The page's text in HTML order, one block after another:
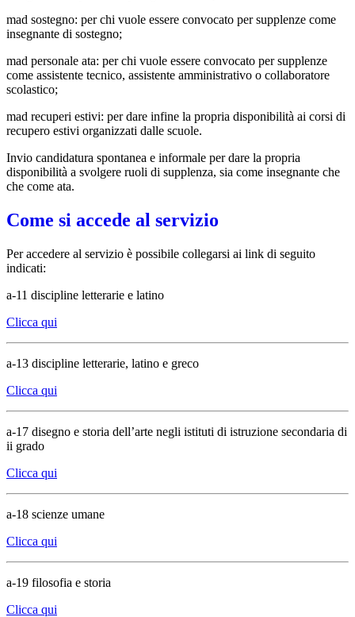
mad sostegno: per chi vuole essere convocato per supplenze come
insegnante di sostegno;
mad personale ata: per chi vuole essere convocato per supplenze
come assistente tecnico, assistente amministrativo o collaboratore
scolastico;
mad recuperi estivi: per dare infine la propria disponibilità ai corsi di
recupero estivi organizzati dalle scuole.
Invio candidatura spontanea e informale per dare la propria
disponibilità a svolgere ruoli di supplenza, sia come insegnante che
che come ata.
Come si accede al servizio
Per accedere al servizio è possibile collegarsi ai link di seguito
indicati:
a-11 discipline letterarie e latino
Clicca qui
a-13 discipline letterarie, latino e greco
Clicca qui
a-17 disegno e storia dell’arte negli istituti di istruzione secondaria di
ii grado
Clicca qui
a-18 scienze umane
Clicca qui
a-19 filosofia e storia
Clicca qui